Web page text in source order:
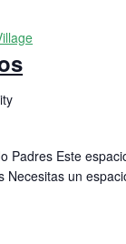
Padres Este
un